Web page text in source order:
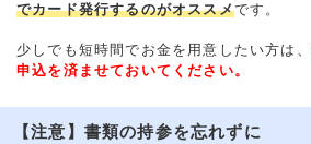
でカード発行するのがオススメです。
少しでも短時間でお金を用意したい方は、
申込を済ませておいてください。
【注意】書類の持参を忘れずに